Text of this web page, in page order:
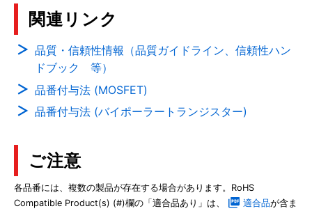
関連リンク
品質・信頼性情報（品質ガイドライン、信頼性ハン
ドブック 等）
品番付与法 (MOSFET)
品番付与法 (バイポーラートランジスター)
ご注意
各品番には、複数の製品が存在する場合があります。RoHS
Compatible Product(s) (#)欄の「適合品あり」は、
適合品が含ま